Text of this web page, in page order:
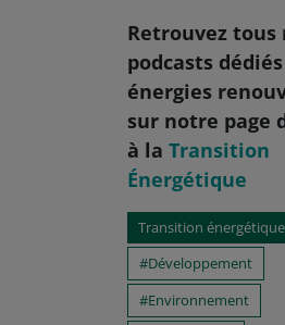
Retrouvez tous
podcasts
énergies
sur notre page
à la Transition
Énergétique
Transition énergétique
Développement
Environnement